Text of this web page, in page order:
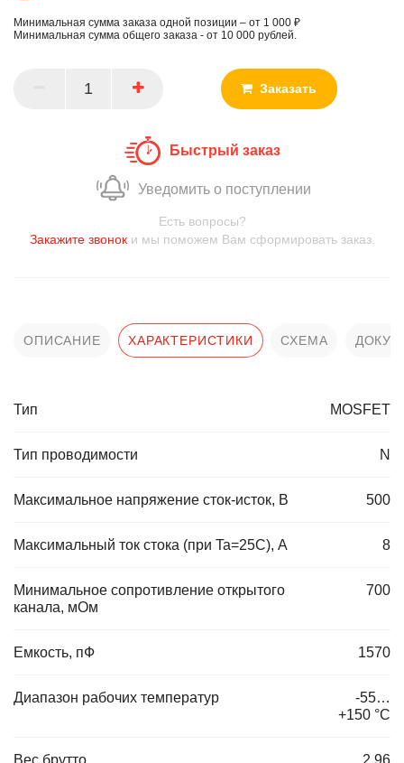
ПАРТНЕР
Минимальная сумма заказа одной позиции – от 1 000 ₽
Минимальная сумма общего заказа - от 10 000 рублей.
Заказать
Быстрый заказ
Уведомить о поступлении
Есть вопросы?
Закажите звоноки мы поможем Вам сформировать заказ.
ОПИСАНИЕ ХАРАКТЕРИСТИКИ СХЕМА
Тип MOSFET
Тип проводимости N
Максимальное напряжение сток-исток, В 500
Максимальный ток стока (при Ta=25C), А 8
Минимальное сопротивление открытого
канала, мОм
700
Емкость, пФ 1570
Диапазон рабочих температур
-55…
+150 °С
Вес брутто 2.96